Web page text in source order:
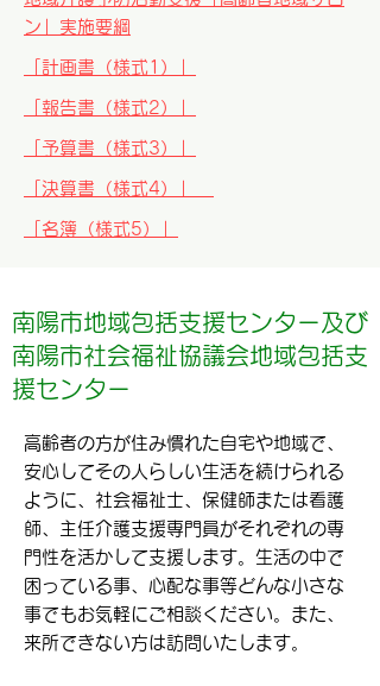
ン」実施要綱
「計画書（様式1）」
「報告書（様式2）」
「予算書（様式3）」
「決算書（様式4）」
「名簿（様式5）」
南陽市地域包括支援センター及び
南陽市社会福祉協議会地域包括支
援センター
高齢者の方が住み慣れた自宅や地域で、
安心してその人らしい生活を続けられる
ように、社会福祉士、保健師または看護
師、主任介護支援専門員がそれぞれの専
門性を活かして支援します。生活の中で
困っている事、心配な事等どんな小さな
事でもお気軽にご相談ください。また、
来所できない方は訪問いたします。